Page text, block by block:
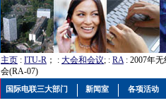
主页 : ITU-R ； : 大会和会议; : RA: 2007年
会(RA-07)
国际电联三大部门 新闻室 各项活动